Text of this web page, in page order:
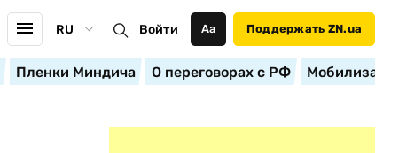
RU Войти Аа Поддержать ZN.ua
Пленки Миндича О переговорах с РФ